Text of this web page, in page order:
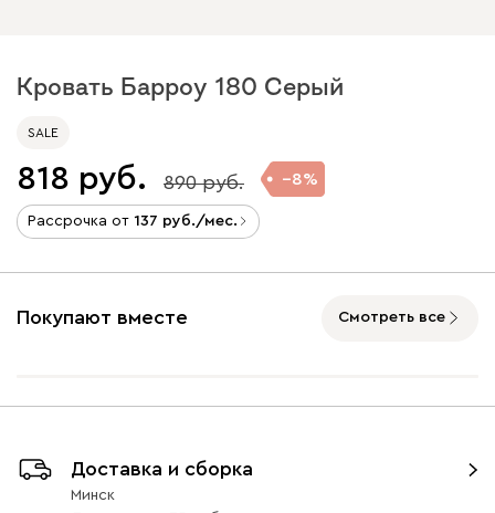
Кровать Барроу 180 Серый
SALE
818 890 8
Рассрочка от 137 /мес.
Покупают вместе Смотреть все
Доставка и сборка
Минск